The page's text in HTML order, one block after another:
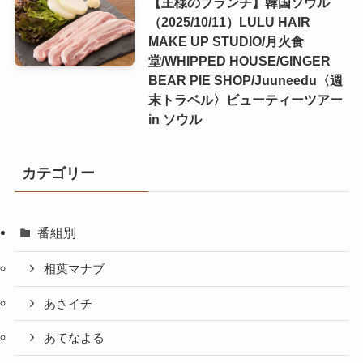
（2025/10/11）LULU HAIR
MAKE UP STUDIO/月火食
堂/WHIPPED HOUSE/GINGER
BEAR PIE SHOP/Juuneedu〈週
末トラベル〉ビューティーツアー
in ソウル
カテゴリー
番組別
相葉マナブ
あさイチ
あてなよる